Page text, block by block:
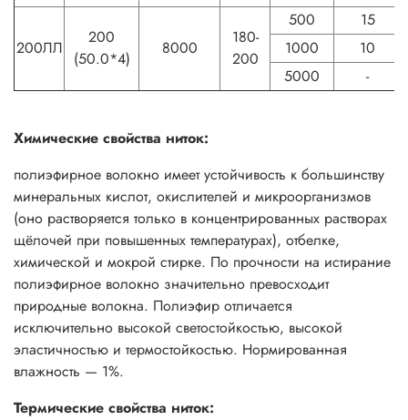
200ЛЛ
200
(50.0*4)
8000
180-
200
500
15
1000
10
5000
-
Химические свойства ниток:
полиэфирное волокно имеет устойчивость к большинству
минеральных кислот, окислителей и микроорганизмов
(оно растворяется только в концентрированных растворах
щёлочей при повышенных температурах), отбелке,
химической и мокрой стирке. По прочности на истирание
полиэфирное волокно значительно превосходит
природные волокна. Полиэфир отличается
исключительно высокой светостойкостью, высокой
эластичностью и термостойкостью. Нормированная
влажность — 1%.
Термические свойства ниток: